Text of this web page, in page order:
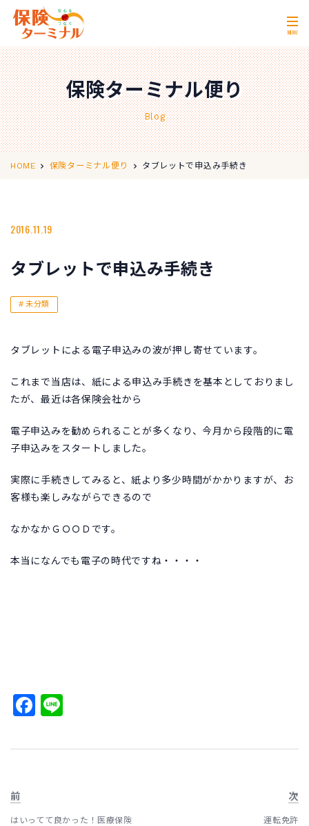
MENU
ホーム Home
私たちの強み Our Strength
無料相談 Consultation
取扱保険会社 Insurance Companies
店舗情報
0120-11-2287
保険ターミナル便り
Blog
HOME 保険ターミナル便り タブレットで申込み手続き
2016.11.19
タブレットで申込み手続き
未分類
タブレットによる電子申込みの波が押し寄せています。
これまで当店は、紙による申込み手続きを基本としておりまし
たが、最近は各保険会社から
電子申込みを勧められることが多くなり、今月から段階的に電
子申込みをスタートしました。
実際に手続きしてみると、紙より多少時間がかかりますが、お
客様も楽しみながらできるので
なかなかＧＯＯＤです。
本当になんでも電子の時代ですね・・・・
Facebook
前
はいってて良かった！医療保険
次
運転免許